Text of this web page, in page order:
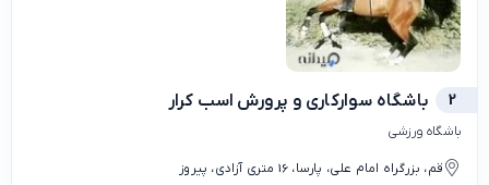
2 باشگاه سوارکاری و پرورش اسب کرار
باشگاه ورزشی
قم، بزرگراه امام علی، پارسا، 16 متری آزادی، پیروز